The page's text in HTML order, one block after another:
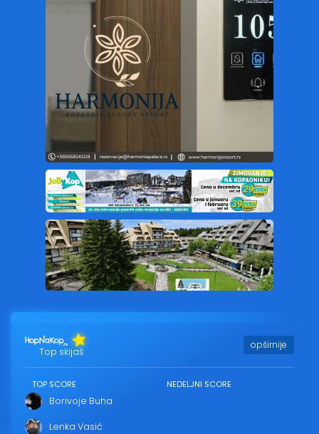
Top skijaš
opširnije
TOP SCORE
Borivoje Buha
Lenka Vasić
NEDELJNI SCORE